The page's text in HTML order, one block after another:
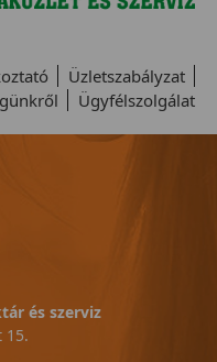
Üzletszabályzat
Ügyfélszolgálat
és szerviz
15.